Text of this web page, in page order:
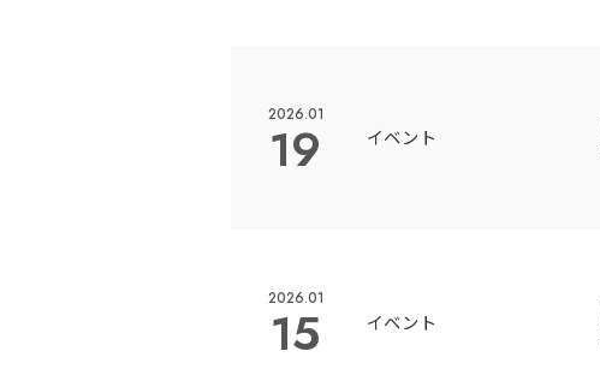
2026.01
19 イベント
2026.01
15 イベント